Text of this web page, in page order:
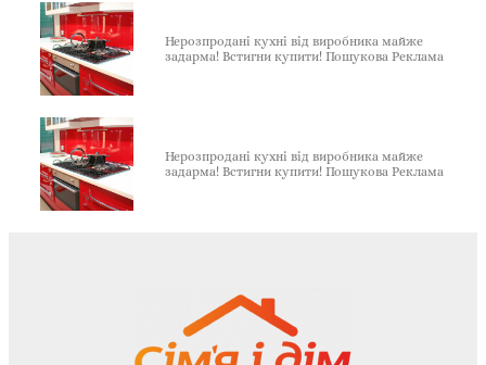
Нерозпродані кухні від виробника майже
задарма! Встигни купити! Пошукова Реклама
Нерозпродані кухні від виробника майже
задарма! Встигни купити! Пошукова Реклама